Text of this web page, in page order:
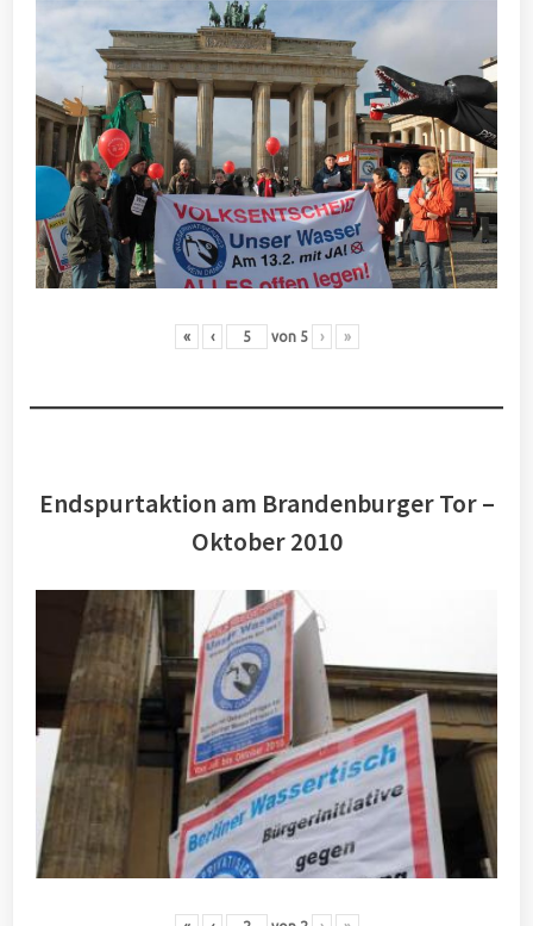
« ‹ von 5 › »
Endspurtaktion am Brandenburger Tor –
Oktober 2010